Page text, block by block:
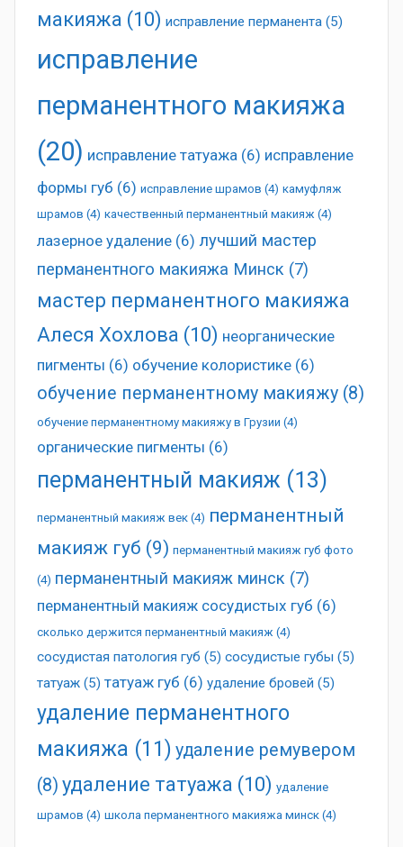
макияжа (10) исправление перманента (5)
исправление
перманентного макияжа
(20) исправление татуажа (6) исправление
формы губ (6) исправление шрамов (4) камуфляж
шрамов (4) качественный перманентный макияж (4)
лазерное удаление (6) лучший мастер
перманентного макияжа Минск (7)
мастер перманентного макияжа
Алеся Хохлова (10) неорганические
пигменты (6) обучение колористике (6)
обучение перманентному макияжу (8)
обучение перманентному макияжу в Грузии (4)
органические пигменты (6)
перманентный макияж (13)
перманентный макияж век (4) перманентный
макияж губ (9) перманентный макияж губ фото
(4) перманентный макияж минск (7)
перманентный макияж сосудистых губ (6)
сколько держится перманентный макияж (4)
сосудистая патология губ (5) сосудистые губы (5)
татуаж (5) татуаж губ (6) удаление бровей (5)
удаление перманентного
макияжа (11) удаление ремувером
(8) удаление татуажа (10) удаление
шрамов (4) школа перманентного макияжа минск (4)